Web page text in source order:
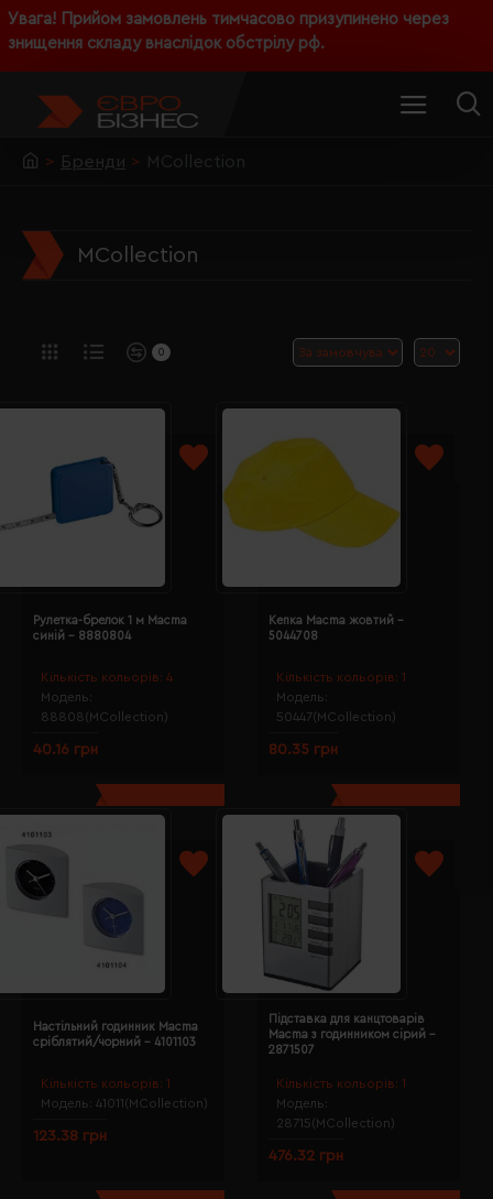
Увага! Прийом замовлень тимчасово призупинено через
знищення складу внаслідок обстрілу рф.
Бренди MCollection
MCollection
0
Кількість кольорів: 4
Модель:
88808(MCollection)
Рулетка-брелок 1 м Macma
синій - 8880804
40.16 грн
Кількість кольорів: 1
Модель:
50447(MCollection)
Кепка Macma жовтий -
5044708
80.35 грн
Кількість кольорів: 1
Модель: 41011(MCollection)
Настільний годинник Macma
сріблятий/чорний - 4101103
123.38 грн
Кількість кольорів: 1
Модель:
28715(MCollection)
Підставка для канцтоварів
Macma з годинником сірий -
2871507
476.32 грн